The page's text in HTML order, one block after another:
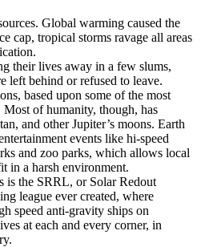
Global warming caused the
cap, tropical storms ravage all areas
their lives away in a few slums,
left behind or refused to leave.
based upon some of the most
of humanity, though, has
and other Jupiter’s moons. Earth
events like hi-speed
and zoo parks, which allows local
in a harsh environment.
is the SRRL, or Solar Redout
league ever created, where
speed anti-gravity ships on
at each and every corner, in